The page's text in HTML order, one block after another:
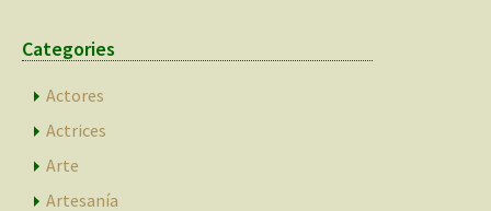
Categories
Actores
Actrices
Arte
Artesanía